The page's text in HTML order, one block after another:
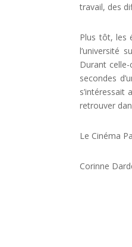
travail, des
Plus tôt, les
l’université
Durant celle-
secondes
s’intéressait
retrouver
Le Cinéma
Corinne